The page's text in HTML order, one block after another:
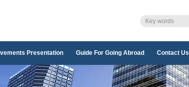
Presentation Guide For Going Abroad Contact Us